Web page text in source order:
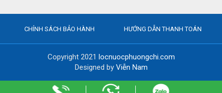
CHÍNH SÁCH BẢO HÀNH HƯỚNG DẪN THANH TOÁN
Copyright 2021 locnuocphuongchi.com
Designed by Viễn Nam